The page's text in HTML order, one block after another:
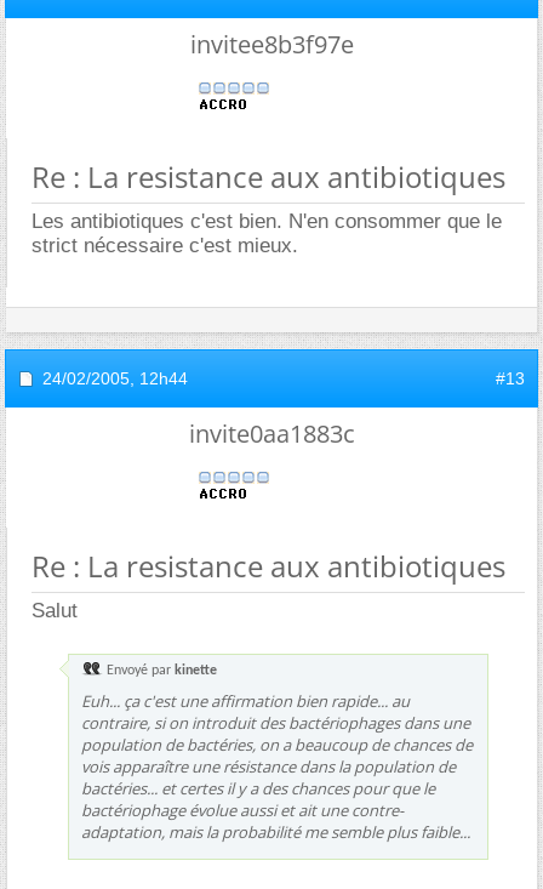
invitee8b3f97e
Re : La resistance aux antibiotiques
Les antibiotiques c'est bien. N'en consommer que le
strict nécessaire c'est mieux.
24/02/2005, 12h44 #13
invite0aa1883c
Re : La resistance aux antibiotiques
Salut
Envoyé par kinette
Euh... ça c'est une affirmation bien rapide... au
contraire, si on introduit des bactériophages dans une
population de bactéries, on a beaucoup de chances de
vois apparaître une résistance dans la population de
bactéries... et certes il y a des chances pour que le
bactériophage évolue aussi et ait une contre-
adaptation, mais la probabilité me semble plus faible...